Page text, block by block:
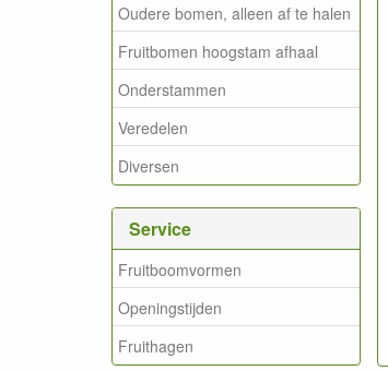
Oudere bomen, alleen af te halen
Fruitbomen hoogstam afhaal
Onderstammen
Veredelen
Diversen
Service
Fruitboomvormen
Openingstijden
Fruithagen